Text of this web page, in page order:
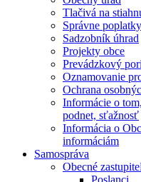
Tlačivá na
Správne poplatky
Sadzobník úhrad
Projekty obce
Prevádzkový
Oznamovanie
Ochrana
Informácie o
podnet, sťažnosť
Informácia o
informáciám
Samospráva
Obecné
Poslanci